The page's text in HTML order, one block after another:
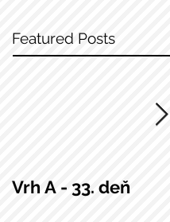
Featured Posts
Vrh A - 33. deň